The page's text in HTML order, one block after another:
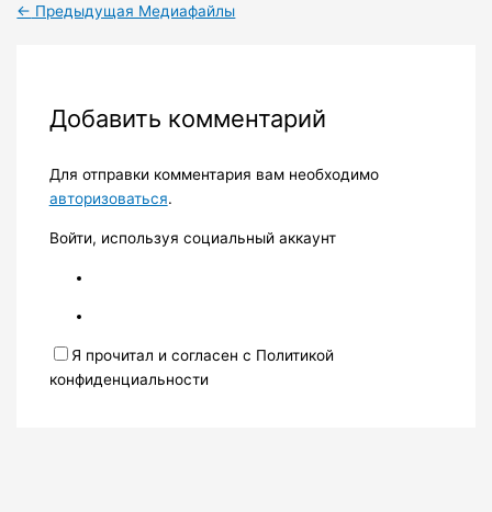
← Предыдущая Медиафайлы
Добавить комментарий
Для отправки комментария вам необходимо
авторизоваться.
Войти, используя социальный аккаунт
Я прочитал и согласен с Политикой
конфиденциальности